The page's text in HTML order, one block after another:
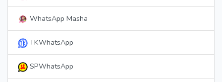
WhatsApp Masha
TKWhatsApp
SPWhatsApp